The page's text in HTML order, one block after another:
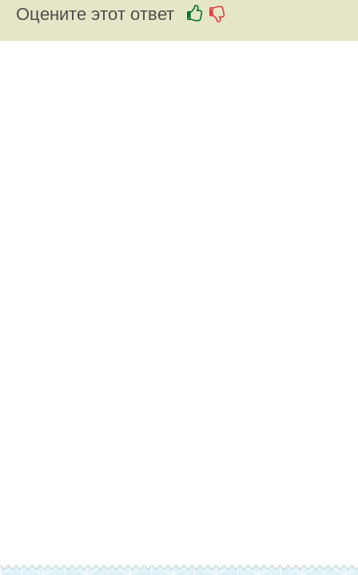
Оцените этот ответ